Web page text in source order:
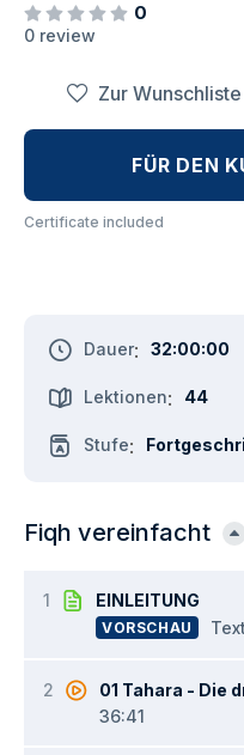
0
0 review
Dauer: 32:00:00
Lektionen: 44
Stufe:
Zur
FÜR DEN
Certificate included
Fiqh vereinfacht
1 EINLEITUNG
VORSCHAU
2
01 Tahara - Die
36:41